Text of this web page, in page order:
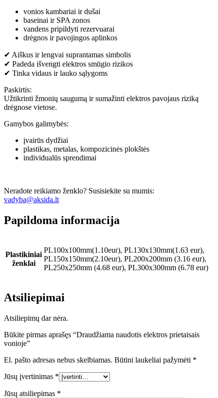
vonios kambariai ir dušai
baseinai ir SPA zonos
vandens pripildyti rezervuarai
drėgnos ir pavojingos aplinkos
✔ Aiškus ir lengvai suprantamas simbolis
✔ Padeda išvengti elektros smūgio rizikos
✔ Tinka vidaus ir lauko sąlygoms
Paskirtis:
Užtikrinti žmonių saugumą ir sumažinti elektros pavojaus riziką
drėgnose vietose.
Gamybos galimybės:
įvairūs dydžiai
plastikas, metalas, kompozicinės plokštės
individualūs sprendimai
Neradote reikiamo ženklo? Susisiekite su mumis:
vadyba@aksida.lt
Papildoma informacija
Plastikiniai
ženklai
PL100x100mm(1.10eur), PL130x130mm(1.63 eur),
PL150x150mm(2.10eur), PL200x200mm (3.16 eur),
PL250x250mm (4.68 eur), PL300x300mm (6.78 eur)
Atsiliepimai
Atsiliepimų dar nėra.
Būkite pirmas aprašęs “Draudžiama naudotis elektros prietaisais
vonioje”
El. pašto adresas nebus skelbiamas. Būtini laukeliai pažymėti *
Jūsų įvertinimas *
Jūsų atsiliepimas *